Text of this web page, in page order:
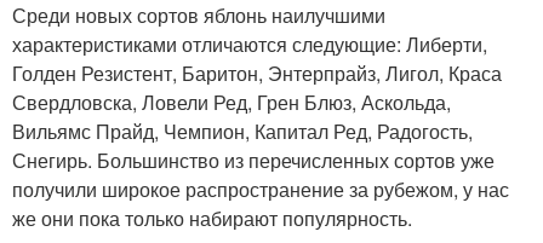
Среди новых сортов яблонь наилучшими
характеристиками отличаются следующие: Либерти,
Голден Резистент, Баритон, Энтерпрайз, Лигол, Краса
Свердловска, Ловели Ред, Грен Блюз, Аскольда,
Вильямс Прайд, Чемпион, Капитал Ред, Радогость,
Снегирь. Большинство из перечисленных сортов уже
получили широкое распространение за рубежом, у нас
же они пока только набирают популярность.